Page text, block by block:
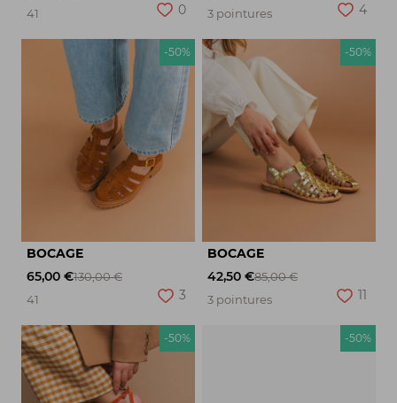
41
0
3 pointures
4
-50%
BOCAGE
65,00 €130,00 €
41
3
-50%
BOCAGE
42,50 €85,00 €
3 pointures
11
-50% -50%